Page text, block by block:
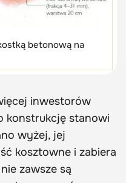
betonową na
inwestorów
konstrukcję stanowi
wyżej, jej
kosztowne i zabiera
zawsze są